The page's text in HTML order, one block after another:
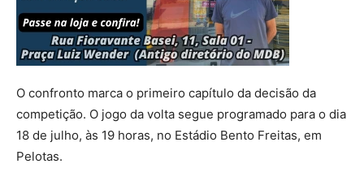
O confronto marca o primeiro capítulo da decisão da
competição. O jogo da volta segue programado para o dia
18 de julho, às 19 horas, no Estádio Bento Freitas, em
Pelotas.